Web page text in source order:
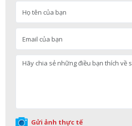
Gửi ảnh thực tế
Nguyễn Nhật Quang đã mua sản
Võ Thị Thanh Tươi đã mua sản phẩm
Nhật Bản lọ 5ml cho trẻ Sơ Sinh